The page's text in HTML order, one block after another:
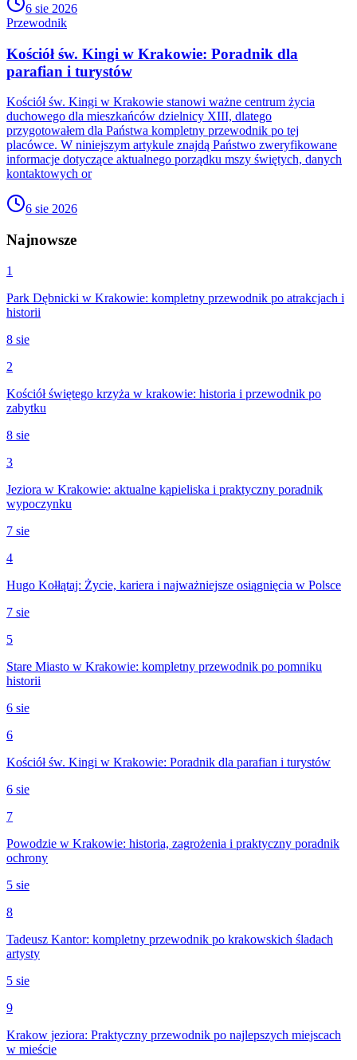
6 sie 2026
Przewodnik
Kościół św. Kingi w Krakowie: Poradnik dla
parafian i turystów
Kościół św. Kingi w Krakowie stanowi ważne centrum życia
duchowego dla mieszkańców dzielnicy XIII, dlatego
przygotowałem dla Państwa kompletny przewodnik po tej
placówce. W niniejszym artykule znajdą Państwo zweryfikowane
informacje dotyczące aktualnego porządku mszy świętych, danych
kontaktowych or
6 sie 2026
Najnowsze
1
Park Dębnicki w Krakowie: kompletny przewodnik po atrakcjach i
historii
8 sie
2
Kościół świętego krzyża w krakowie: historia i przewodnik po
zabytku
8 sie
3
Jeziora w Krakowie: aktualne kąpieliska i praktyczny poradnik
wypoczynku
7 sie
4
Hugo Kołłątaj: Życie, kariera i najważniejsze osiągnięcia w Polsce
7 sie
5
Stare Miasto w Krakowie: kompletny przewodnik po pomniku
historii
6 sie
6
Kościół św. Kingi w Krakowie: Poradnik dla parafian i turystów
6 sie
7
Powodzie w Krakowie: historia, zagrożenia i praktyczny poradnik
ochrony
5 sie
8
Tadeusz Kantor: kompletny przewodnik po krakowskich śladach
artysty
5 sie
9
Krakow jeziora: Praktyczny przewodnik po najlepszych miejscach
w mieście